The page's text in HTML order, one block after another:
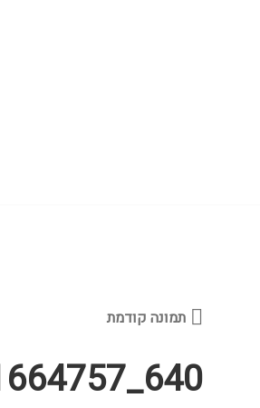
תמונה קודמת